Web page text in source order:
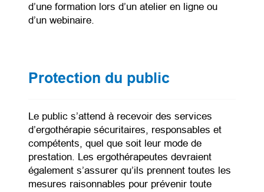
d’une formation lors d’un atelier en ligne ou
d’un webinaire.
Protection du public
Le public s’attend à recevoir des services
d’ergothérapie sécuritaires, responsables et
compétents, quel que soit leur mode de
prestation. Les ergothérapeutes devraient
également s’assurer qu’ils prennent toutes les
mesures raisonnables pour prévenir toute